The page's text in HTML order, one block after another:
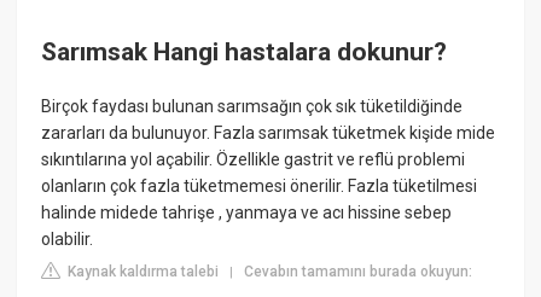
Sarımsak Hangi hastalara dokunur?
Birçok faydası bulunan sarımsağın çok sık tüketildiğinde
zararları da bulunuyor. Fazla sarımsak tüketmek kişide mide
sıkıntılarına yol açabilir. Özellikle gastrit ve reflü problemi
olanların çok fazla tüketmemesi önerilir. Fazla tüketilmesi
halinde midede tahrişe , yanmaya ve acı hissine sebep
olabilir.
Kaynak kaldırma talebi |Cevabın tamamını burada okuyun: